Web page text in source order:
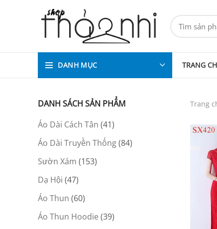
DANH MỤC TRANG
DANH SÁCH SẢN PHẨM
Áo Dài Cách Tân 41
Áo Dài Truyền Thống 84
Sườn Xám 153
Dạ Hội 47
Áo Thun 60
Áo Thun Hoodie 39
Trang